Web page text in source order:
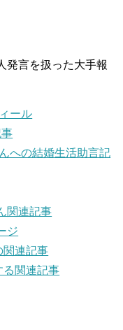
発言を扱った大手報
ール
への結婚生活助言記
関連記事
ジ
関連記事
る関連記事